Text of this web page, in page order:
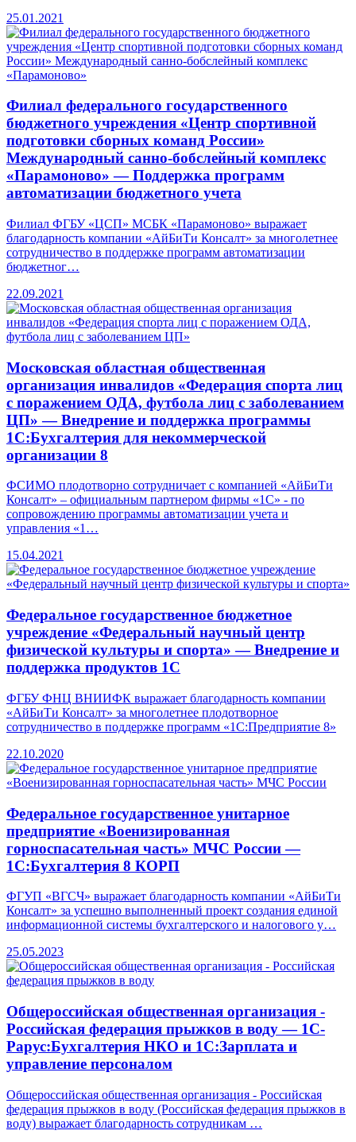
25.01.2021
Филиал федерального государственного
бюджетного учреждения «Центр спортивной
подготовки сборных команд России»
Международный санно-бобслейный комплекс
«Парамоново» — Поддержка программ
автоматизации бюджетного учета
Филиал ФГБУ «ЦСП» МСБК «Парамоново» выражает
благодарность компании «АйБиТи Консалт» за многолетнее
сотрудничество в поддержке программ автоматизации
бюджетног…
22.09.2021
Московская областная общественная
организация инвалидов «Федерация спорта лиц
с поражением ОДА, футбола лиц с заболеванием
ЦП» — Внедрение и поддержка программы
1С:Бухгалтерия для некоммерческой
организации 8
ФСИМО плодотворно сотрудничает с компанией «АйБиТи
Консалт» – официальным партнером фирмы «1С» - по
сопровождению программы автоматизации учета и
управления «1…
15.04.2021
Федеральное государственное бюджетное
учреждение «Федеральный научный центр
физической культуры и спорта» — Внедрение и
поддержка продуктов 1С
ФГБУ ФНЦ ВНИИФК выражает благодарность компании
«АйБиТи Консалт» за многолетнее плодотворное
сотрудничество в поддержке программ «1С:Предприятие 8»
22.10.2020
Федеральное государственное унитарное
предприятие «Военизированная
горноспасательная часть» МЧС России —
1С:Бухгалтерия 8 КОРП
ФГУП «ВГСЧ» выражает благодарность компании «АйБиТи
Консалт» за успешно выполненный проект создания единой
информационной системы бухгалтерского и налогового у…
25.05.2023
Общероссийская общественная организация -
Российская федерация прыжков в воду — 1С-
Рарус:Бухгалтерия НКО и 1С:Зарплата и
управление персоналом
Общероссийская общественная организация - Российская
федерация прыжков в воду (Российская федерация прыжков в
воду) выражает благодарность сотрудникам …